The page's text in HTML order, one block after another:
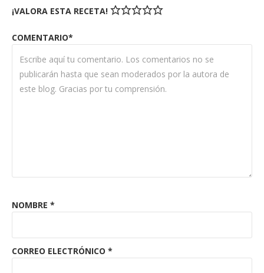
¡VALORA ESTA RECETA!
COMENTARIO*
NOMBRE *
CORREO ELECTRÓNICO *